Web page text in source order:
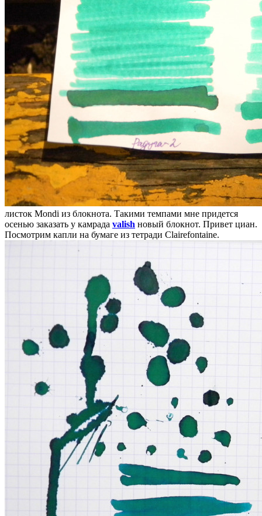
листок Mondi из блокнота. Такими темпами мне придется
осенью заказать у камрада valish новый блокнот. Привет циан.
Посмотрим капли на бумаге из тетради Clairefontaine.